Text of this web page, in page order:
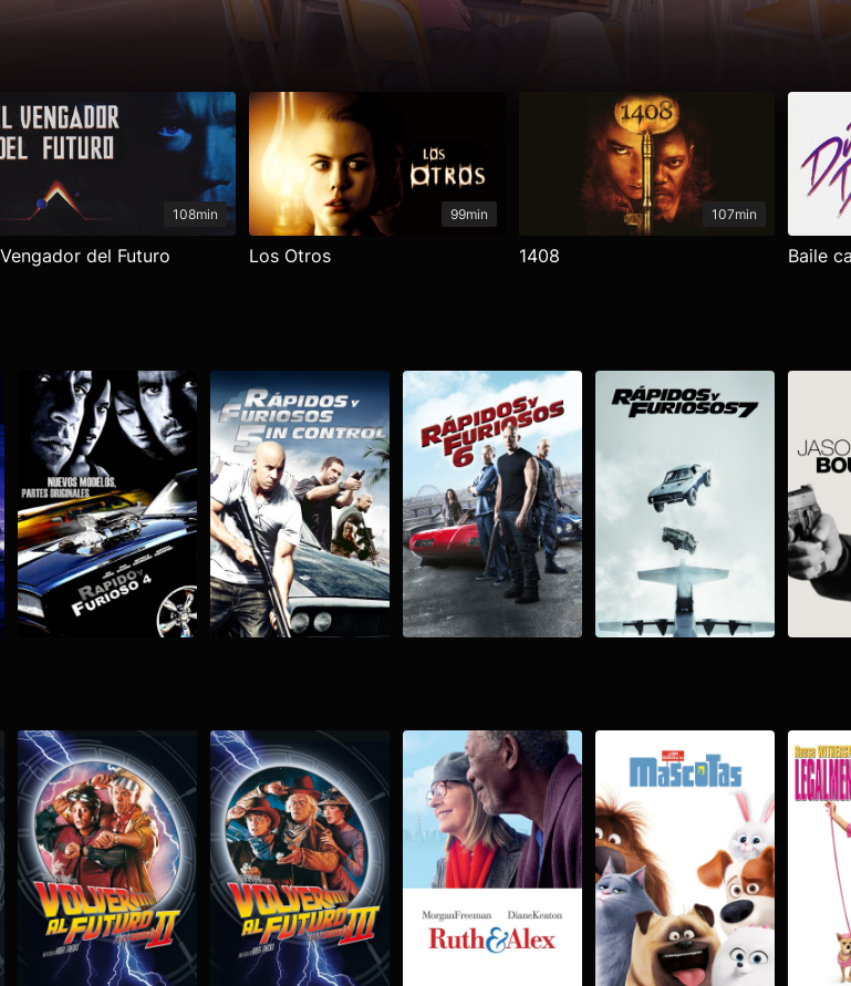
108min
del Futuro
99min
Los Otros
107min
1408 Baile